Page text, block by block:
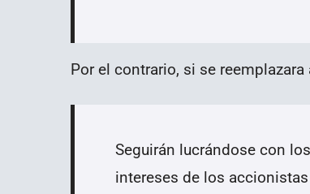
Por el contrario, si se
Seguirán lucrándose con
intereses de los accionistas